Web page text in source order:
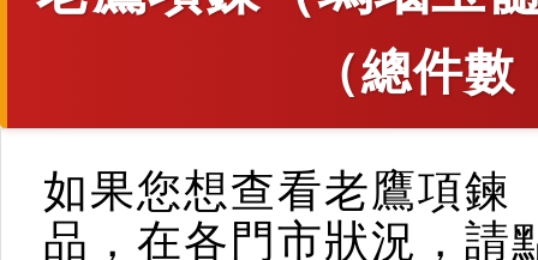
（總件數
如果您想查看老鷹項鍊
品，在各門市狀況，請